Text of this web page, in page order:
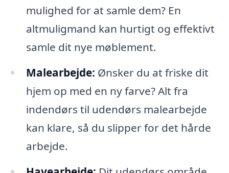
mulighed for at samle dem? En
altmuligmand kan hurtigt og effektivt
samle dit nye møblement.
Malearbejde: Ønsker du at friske dit
hjem op med en ny farve? Alt fra
indendørs til udendørs malearbejde
kan klare, så du slipper for det hårde
arbejde.